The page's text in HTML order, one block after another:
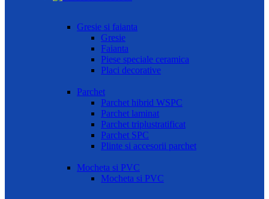
Gresie si faianta
Gresie
Faianta
Piese speciale ceramica
Placi decorative
Parchet
Parchet hibrid WSPC
Parchet laminat
Parchet triplustratificat
Parchet SPC
Plinte si accesorii parchet
Mocheta si PVC
Mocheta si PVC